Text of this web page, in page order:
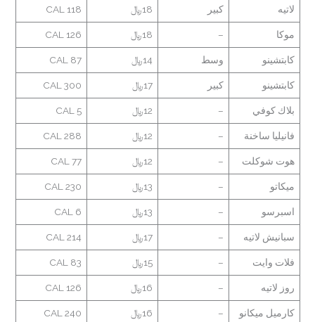
لاتيه كبير 18﷼ 118 CAL
موكا – 18﷼ 126 CAL
كابتشينو وسط 14﷼ 87 CAL
كابتشينو كبير 17﷼ 300 CAL
بلاك كوفي – 12﷼ 5 CAL
فانيليا ساخنة – 12﷼ 288 CAL
هوت شوكلت – 12﷼ 77 CAL
ميكاتو – 13﷼ 230 CAL
اسبرسو – 13﷼ 6 CAL
سبانيش لاتيه – 17﷼ 214 CAL
فلات وايت – 15﷼ 83 CAL
روز لاتيه – 16﷼ 126 CAL
كارميل ميكانو – 16﷼ 240 CAL